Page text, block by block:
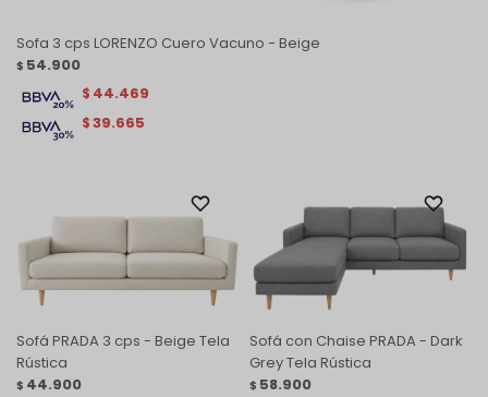
Sofa 3 cps LORENZO Cuero Vacuno - Beige
$ 54.900
$39.665
$ 44.469
Sofá PRADA 3 cps - Beige Tela
Rústica
$ 44.900
Sofá con Chaise PRADA - Dark
Grey Tela Rústica
$ 58.900